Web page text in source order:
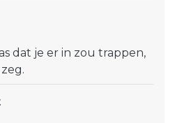
dat je er in zou trappen,